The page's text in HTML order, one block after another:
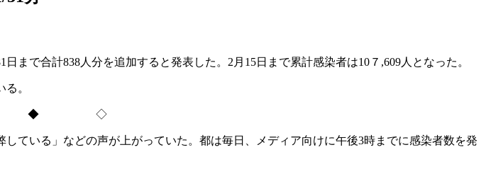
で合計838人分を追加すると発表した。2月15日まで累計感染者は10７,609人となった。
。
◆ ◇
ている」などの声が上がっていた。都は毎日、メディア向けに午後3時までに感染者数を発